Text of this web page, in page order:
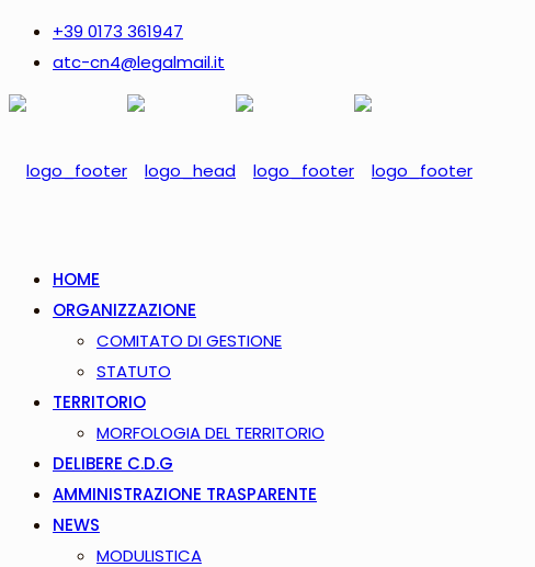
+39 0173 361947
atc-cn4@legalmail.it
HOME
ORGANIZZAZIONE
COMITATO DI GESTIONE
STATUTO
TERRITORIO
MORFOLOGIA DEL TERRITORIO
DELIBERE C.D.G
AMMINISTRAZIONE TRASPARENTE
NEWS
MODULISTICA